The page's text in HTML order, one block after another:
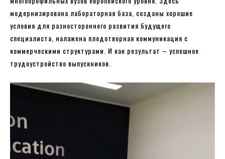
модернизирована лабораторная база, созданы хорошие
условия для разностороннего развития будущего
специалиста, налажена плодотворная коммуникация с
коммерческими структурами. И как результат – успешное
трудоустройство выпускников.